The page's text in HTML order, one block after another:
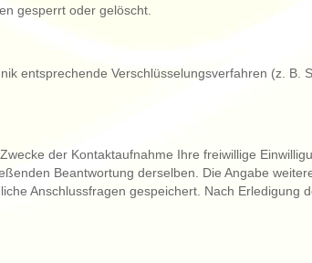
gesperrt oder gelöscht.
entsprechende Verschlüsselungsverfahren (z. B.
der Kontaktaufnahme Ihre freiwillige
Beantwortung derselben. Die Angabe
Anschlussfragen gespeichert. Nach Erledigung